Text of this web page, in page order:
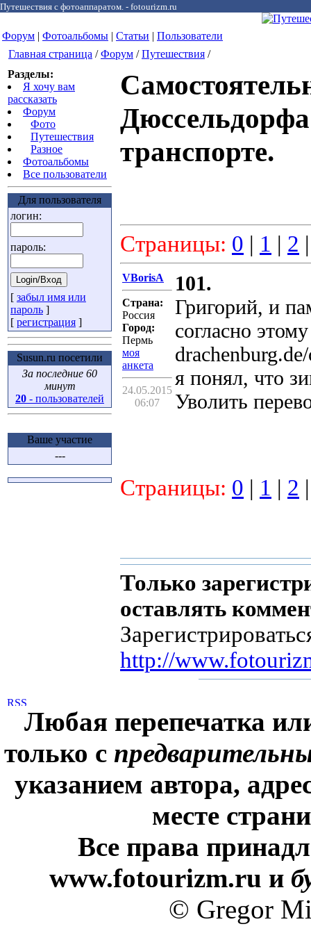
Путешествия с фотоаппаратом. - fotourizm.ru
Форум | Фотоальбомы | Статьи | Пользователи
Главная страница /Форум /Путешествия /
Разделы:
Я хочу вам
рассказать
Форум
Фото
Путешествия
Разное
Фотоальбомы
Все пользователи
Для пользователя
логин:
пароль:
[ забыл имя или
пароль ]
[ регистрация ]
Susun.ru посетили
За последние 60
минут
20 - пользователей
Ваше участие
---
транспорте.
Страницы: 0 | 1 | 2
VBorisA
Страна:
Россия
Город:
Пермь
моя
анкета
24.05.2015
06:07
101.
Григорий, и
согласно
я понял, что
Уволить
Страницы: 0 | 1 | 2
Только
оставлять
http://
Любая перепечатка
только с
указанием автора,
месте
Все права
www.fotourizm.ru и
© Gregor